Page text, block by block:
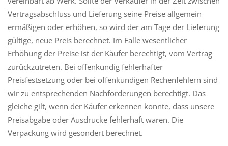
Vertragsabschluss und Lieferung seine Preise allgemein
ermäßigen oder erhöhen, so wird der am Tage der Lieferung
gültige, neue Preis berechnet. Im Falle wesentlicher
Erhöhung der Preise ist der Käufer berechtigt, vom Vertrag
zurückzutreten. Bei offenkundig fehlerhafter
Preisfestsetzung oder bei offenkundigen Rechenfehlern sind
wir zu entsprechenden Nachforderungen berechtigt. Das
gleiche gilt, wenn der Käufer erkennen konnte, dass unsere
Preisabgabe oder Ausdrucke fehlerhaft waren. Die
Verpackung wird gesondert berechnet.